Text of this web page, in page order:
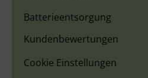
Batterieentsorgung
Kundenbewertungen
Cookie Einstellungen